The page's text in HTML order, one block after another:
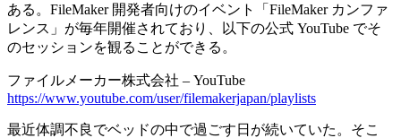
ある。FileMaker 開発者向けのイベント「FileMaker カンファ
レンス」が毎年開催されており、以下の公式 YouTube でそ
のセッションを観ることができる。
ファイルメーカー株式会社 – YouTube
https://www.youtube.com/user/filemakerjapan/playlists
最近体調不良でベッドの中で過ごす日が続いていた。そこ